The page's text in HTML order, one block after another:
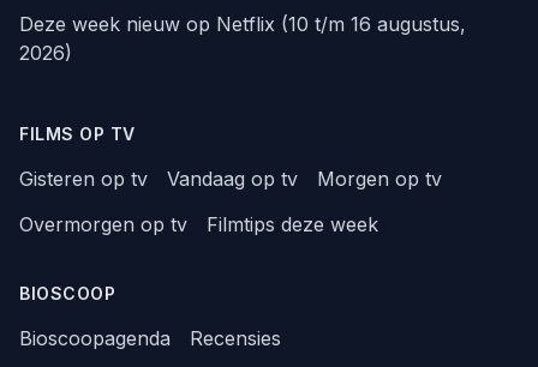
Deze week nieuw op Netflix (10 t/m 16 augustus,
2026)
FILMS OP TV
Gisteren op tv Vandaag op tv
Morgen op tv
Overmorgen op tv
Filmtips deze week
BIOSCOOP
Bioscoopagenda
Recensies